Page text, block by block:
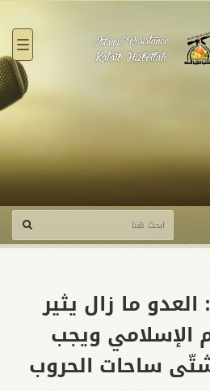
العدو ما زال یثیر
الإسلامي ويجب
ساحات الحروب